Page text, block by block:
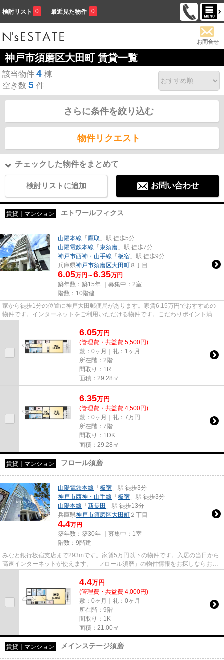
検討リスト 0 最近見た物件 0
お問合せ
神戸市須磨区大田町 賃貸一覧
該当物件 4 棟
空き数 5 件
さらに条件を絞り込む
物件リクエスト
チェックした物件をまとめて
検討リストに追加 お問い合わせ
賃貸｜マンション エトワールフィクス
山陽本線 「 鷹取 」駅 徒歩5分
山陽電鉄本線 「 東須磨 」駅 徒歩7分
神戸市西神・山手線 「 板宿 」駅 徒歩9分
兵庫県神戸市須磨区大田町 ８丁目
6.05万円～6.35万円
築年数：築15年 ｜募集中： 2室
階数：10階建
家から徒歩1分の位置に神戸大田郵便局があります。家賃6.15万円でおすすめの
物件です。インターネットをご利用いただける物件です。こだわりポイント満載
6.05万円
(管理費・共益費 5,500円)
敷：0ヶ月｜礼：1ヶ月
所在階：2階
間取り：1R
面積：29.28㎡
6.35万円
(管理費・共益費 4,500円)
敷：0ヶ月｜礼：7万円
所在階：7階
間取り：1DK
面積：29.28㎡
賃貸｜マンション フロール須磨
山陽電鉄本線 「 板宿 」駅 徒歩3分
神戸市西神・山手線 「 板宿 」駅 徒歩3分
山陽本線 「 新長田 」駅 徒歩13分
兵庫県神戸市須磨区大田町 ２丁目
4.4万円
築年数：築30年 ｜募集中： 1室
階数：9階建
みなと銀行板宿支店まで293mです。家賃5万円以下の物件です。入居の当日から
高速インターネットが使えます。「フロール須磨」の物件情報をお探しならお気
4.4万円
(管理費・共益費 4,000円)
敷：0ヶ月｜礼：0ヶ月
所在階：9階
間取り：1K
面積：21.00㎡
賃貸｜マンション メインステージ須磨